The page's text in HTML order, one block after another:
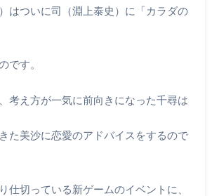
はついに司（淵上泰史）に「カラダの
です。
考え方が一気に前向きになった千尋は
た美沙に恋愛のアドバイスをするので
仕切っている新ゲームのイベントに、